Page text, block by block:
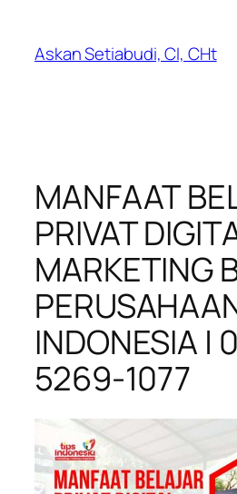
konten
Askan Setiabudi, CI, CHt
MANFAAT
PRIVAT
MARKETING
INDONESIA |
5269-1077